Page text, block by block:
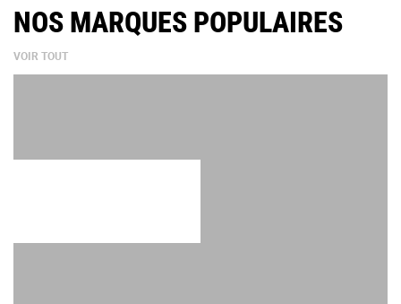
NOS MARQUES POPULAIRES
VOIR TOUT